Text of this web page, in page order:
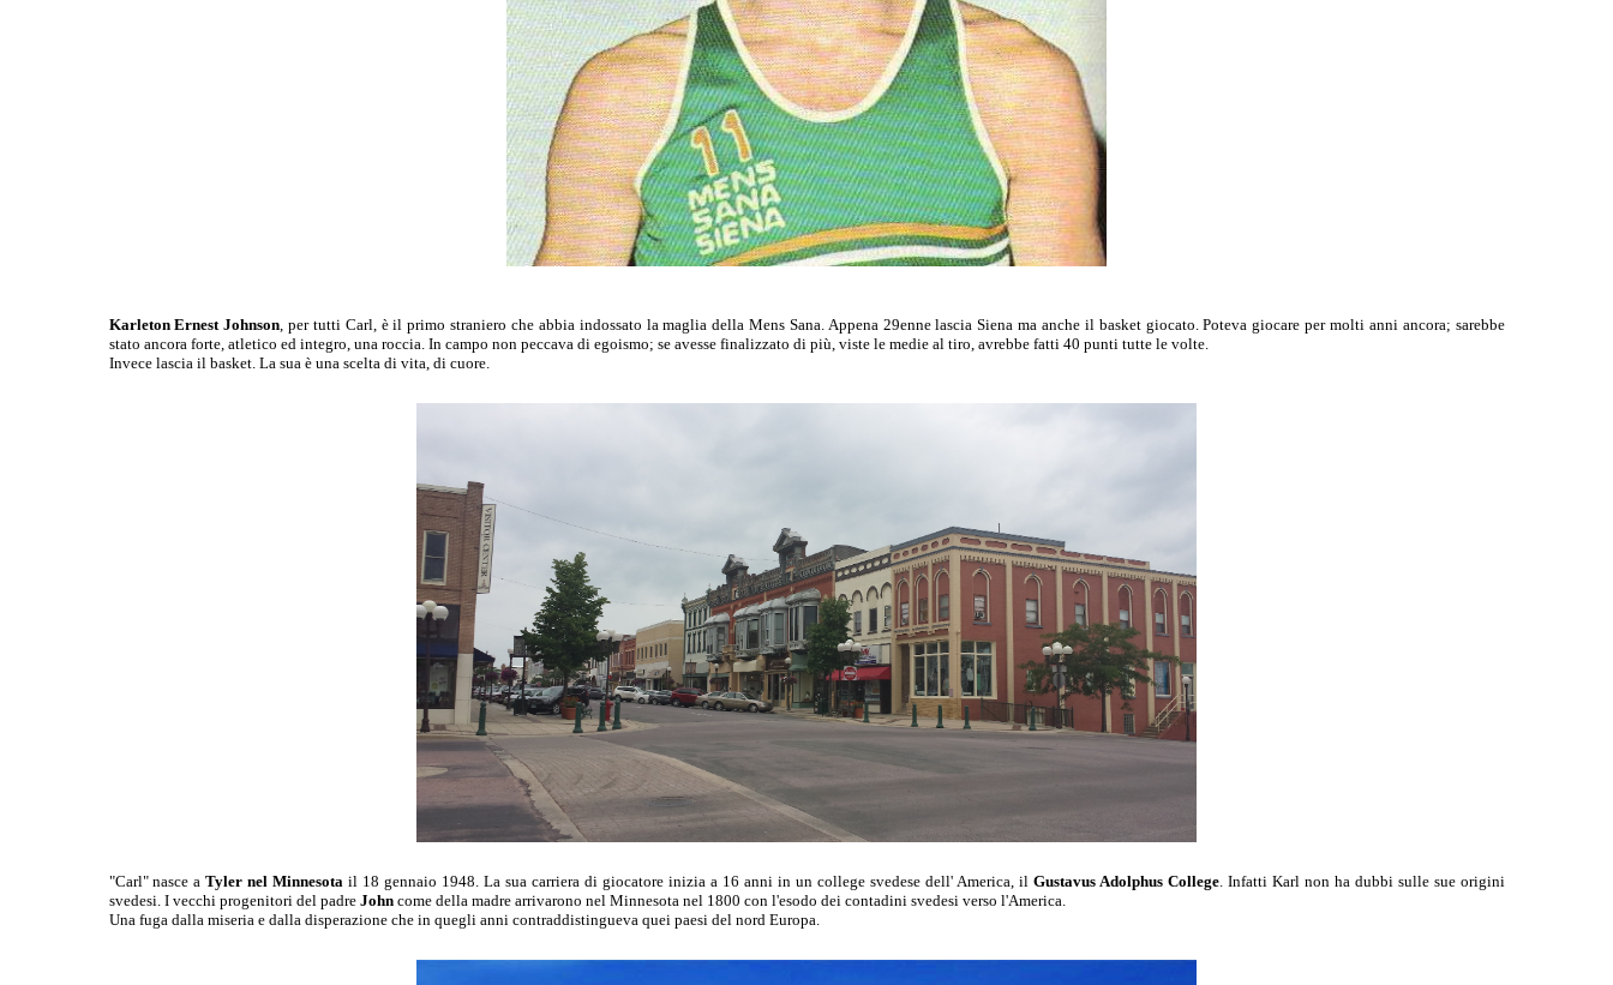
Karleton Ernest Johnson, per tutti Carl, è il primo straniero che abbia indossato la maglia della Mens Sana. Appena 29enne lascia Siena ma anche il basket giocato. Poteva giocare per molti anni ancora; sarebbe
stato ancora forte, atletico ed integro, una roccia. In campo non peccava di egoismo; se avesse finalizzato di più, viste le medie al tiro, avrebbe fatti 40 punti tutte le volte.
Invece lascia il basket. La sua è una scelta di vita, di cuore.
"Carl" nasce a Tyler nel Minnesotail 18 gennaio 1948. La sua carriera di giocatore inizia a 16 anni in un college svedese dell' America, il Gustavus Adolphus College. Infatti Karl non ha dubbi sulle sue origini
svedesi. I vecchi progenitori del padre Johncome della madre arrivarono nel Minnesota nel 1800 con l'esodo dei contadini svedesi verso l'America.
Una fuga dalla miseria e dalla disperazione che in quegli anni contraddistingueva quei paesi del nord Europa.